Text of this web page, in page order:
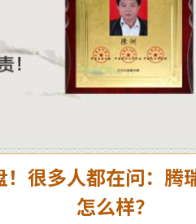
很多人都在问：腾
怎么样？